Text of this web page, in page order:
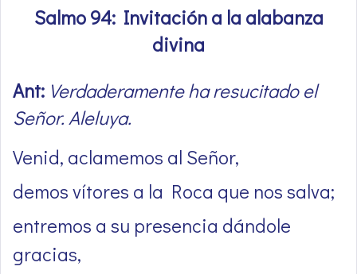
Salmo 94: Invitación a la alabanza
divina
Ant: Verdaderamente ha resucitado el
Señor. Aleluya.
Venid, aclamemos al Señor,
demos vítores a la Roca que nos salva;
entremos a su presencia dándole
gracias,